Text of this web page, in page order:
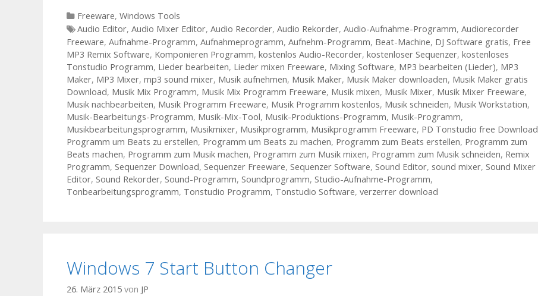
Kategorien
Freeware, Windows Tools
Tags
Audio Editor, Audio Mixer Editor, Audio Recorder, Audio Rekorder, Audio-Aufnahme-Programm, Audiorecorder
Freeware, Aufnahme-Programm, Aufnahmeprogramm, Aufnehm-Programm, Beat-Machine, DJ Software gratis, Free
MP3 Remix Software, Komponieren Programm, kostenlos Audio-Recorder, kostenloser Sequenzer, kostenloses
Tonstudio Programm, Lieder bearbeiten, Lieder mixen Freeware, Mixing Software, MP3 bearbeiten (Lieder), MP3
Maker, MP3 Mixer, mp3 sound mixer, Musik aufnehmen, Musik Maker, Musik Maker downloaden, Musik Maker gratis
Download, Musik Mix Programm, Musik Mix Programm Freeware, Musik mixen, Musik Mixer, Musik Mixer Freeware,
Musik nachbearbeiten, Musik Programm Freeware, Musik Programm kostenlos, Musik schneiden, Musik Workstation,
Musik-Bearbeitungs-Programm, Musik-Mix-Tool, Musik-Produktions-Programm, Musik-Programm,
Musikbearbeitungsprogramm, Musikmixer, Musikprogramm, Musikprogramm Freeware, PD Tonstudio free Download
Programm um Beats zu erstellen, Programm um Beats zu machen, Programm zum Beats erstellen, Programm zum
Beats machen, Programm zum Musik machen, Programm zum Musik mixen, Programm zum Musik schneiden, Remix
Programm, Sequenzer Download, Sequenzer Freeware, Sequenzer Software, Sound Editor, sound mixer, Sound Mixer
Editor, Sound Rekorder, Sound-Programm, Soundprogramm, Studio-Aufnahme-Programm,
Tonbearbeitungsprogramm, Tonstudio Programm, Tonstudio Software, verzerrer download
Windows 7 Start Button Changer
26. März 2015 von JP